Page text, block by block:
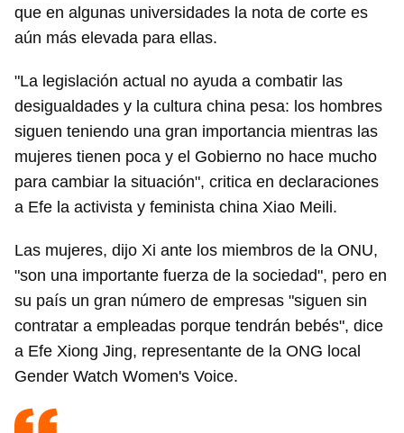
que en algunas universidades la nota de corte es
aún más elevada para ellas.
"La legislación actual no ayuda a combatir las
desigualdades y la cultura china pesa: los hombres
siguen teniendo una gran importancia mientras las
mujeres tienen poca y el Gobierno no hace mucho
para cambiar la situación", critica en declaraciones
a Efe la activista y feminista china Xiao Meili.
Las mujeres, dijo Xi ante los miembros de la ONU,
"son una importante fuerza de la sociedad", pero en
su país un gran número de empresas "siguen sin
contratar a empleadas porque tendrán bebés", dice
a Efe Xiong Jing, representante de la ONG local
Gender Watch Women's Voice.